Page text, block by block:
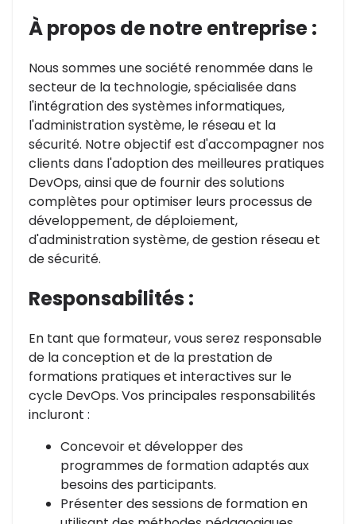
À propos de notre entreprise :
Nous sommes une société renommée dans le
secteur de la technologie, spécialisée dans
l'intégration des systèmes informatiques,
l'administration système, le réseau et la
sécurité. Notre objectif est d'accompagner nos
clients dans l'adoption des meilleures pratiques
DevOps, ainsi que de fournir des solutions
complètes pour optimiser leurs processus de
développement, de déploiement,
d'administration système, de gestion réseau et
de sécurité.
Responsabilités :
En tant que formateur, vous serez responsable
de la conception et de la prestation de
formations pratiques et interactives sur le
cycle DevOps. Vos principales responsabilités
incluront :
Concevoir et développer des
programmes de formation adaptés aux
besoins des participants.
Présenter des sessions de formation en